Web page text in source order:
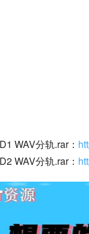
WAV分轨.rar：
WAV分轨.rar：